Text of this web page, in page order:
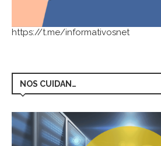
https://t.me/informativosnet
NOS CUIDAN…